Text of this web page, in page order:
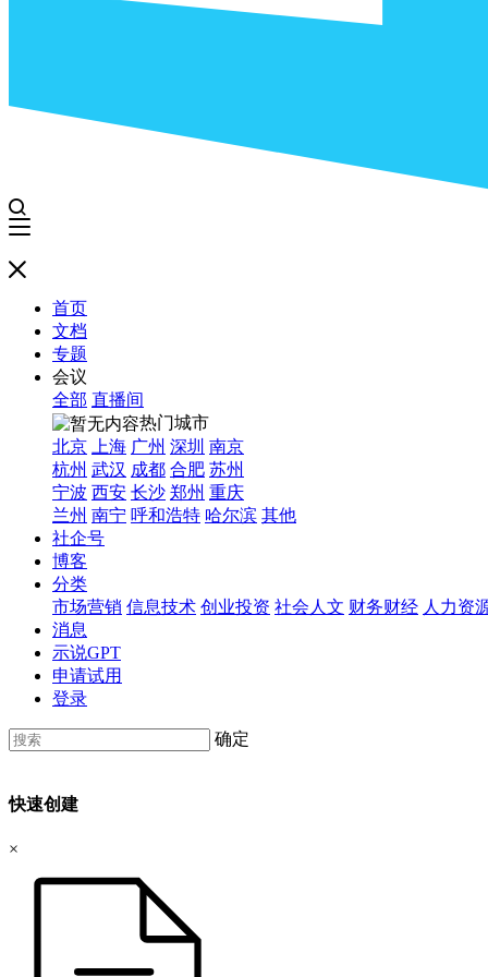
首页
文档
专题
会议
全部 直播间
热门城市
北京
上海 广州 深圳 南京
杭州 武汉 成都 合肥 苏州
宁波 西安 长沙 郑州 重庆
兰州 南宁 呼和浩特 哈尔滨 其他
社企号
博客
分类
市场营销 信息技术 创业投资 社会人文 财务财经 人力资
消息
示说GPT
申请试用
登录
确定
快速创建
×